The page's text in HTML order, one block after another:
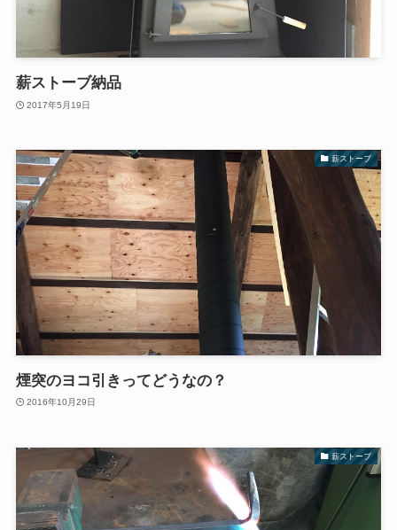
薪ストーブ納品
2017年5月19日
薪ストーブ
煙突のヨコ引きってどうなの？
2016年10月29日
薪ストーブ